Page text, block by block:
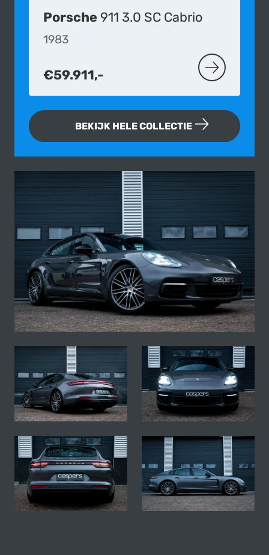
Porsche 911 3.0 SC Cabrio
1983
€59.911,- MEER OVER
BEKIJK HELE COLLECTIE
Fotogallerij van deze Porsche